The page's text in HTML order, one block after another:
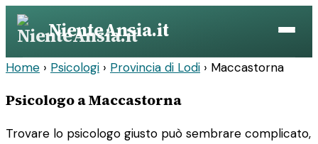
Vai
contenuto
NienteAnsia.it
Home › Psicologi › Provincia di Lodi › Maccastorna
Psicologo a Maccastorna
Trovare lo psicologo giusto può sembrare complicato,